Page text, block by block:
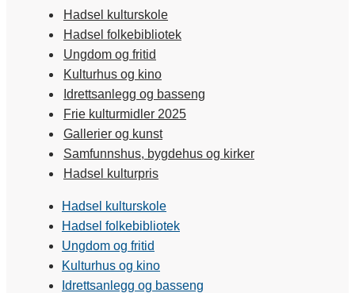
Hadsel kulturskole
Hadsel folkebibliotek
Ungdom og fritid
Kulturhus og kino
Idrettsanlegg og basseng
Frie kulturmidler 2025
Gallerier og kunst
Samfunnshus, bygdehus og kirker
Hadsel kulturpris
Hadsel kulturskole
Hadsel folkebibliotek
Ungdom og fritid
Kulturhus og kino
Idrettsanlegg og basseng